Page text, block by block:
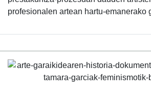
profesionalen artean hartu-emanerako